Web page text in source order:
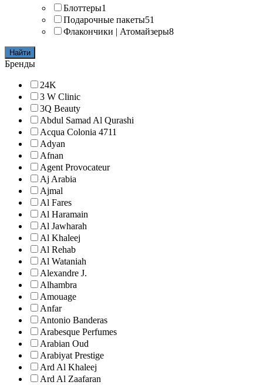
Блоттеры1
Подарочные пакеты51
Флакончики | Атомайзеры8
Найти
Бренды
24K
3 W Clinic
3Q Beauty
Abdul Samad Al Qurashi
Acqua Colonia 4711
Adyan
Afnan
Agent Provocateur
Aj Arabia
Ajmal
Al Fares
Al Haramain
Al Jawharah
Al Khaleej
Al Rehab
Al Wataniah
Alexandre J.
Alhambra
Amouage
Anfar
Antonio Banderas
Arabesque Perfumes
Arabian Oud
Arabiyat Prestige
Ard Al Khaleej
Ard Al Zaafaran